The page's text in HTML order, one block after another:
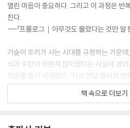
열린 마음이 중요하다. 그리고 이 과정은 반
친다.
---「프롤로그｜아무것도 몰랐다는 것만 알
기술이 우리가 사는 시대를 규정하는 가운
식과 수단이 무한히 많아졌다는 사실에 경
의문을 품기 시작했다. ‘지식 전달 방식의
은 아닐까?
---「프롤로그｜아무것도 몰랐다는 것만 알 뿐
책 속으로 더보기